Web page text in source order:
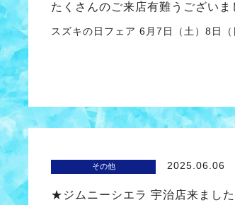
たくさんのご来店有難うございま
スズキの日フェア 6月7日（土）8日
その他 2025.06.06
★ジムニーシエラ 宇治店来まし